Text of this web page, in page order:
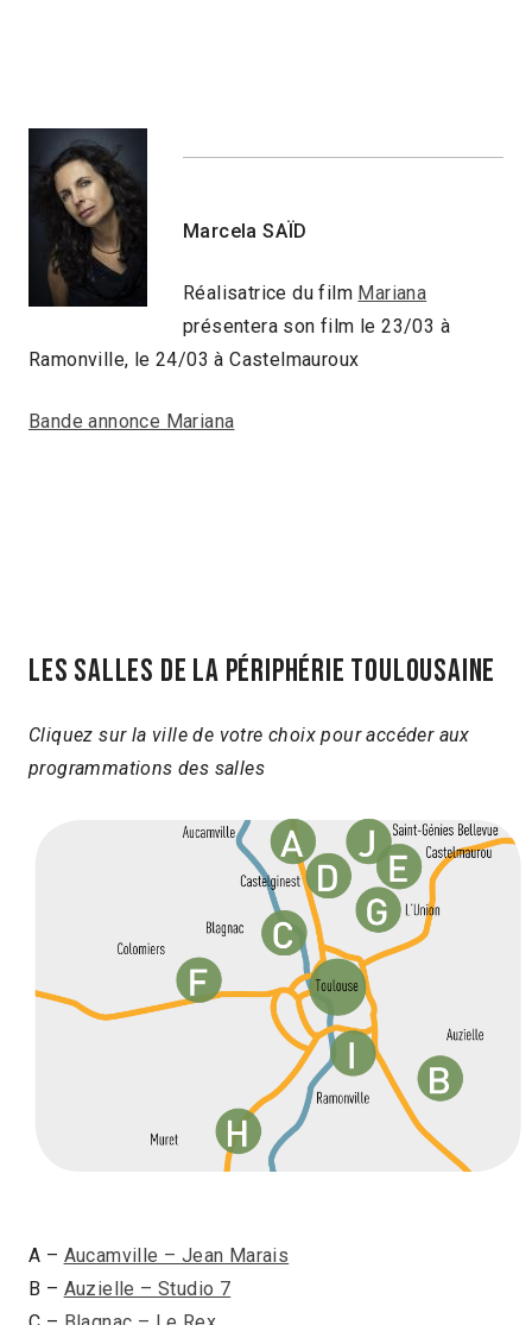
Marcela SAÏD
Réalisatrice du film Mariana
présentera son film le 23/03 à
Ramonville, le 24/03 à Castelmauroux
Bande annonce Mariana
Les salles de la périphérie toulousaine
Cliquez sur la ville de votre choix pour accéder aux
programmations des salles
A – Aucamville – Jean Marais
B – Auzielle – Studio 7